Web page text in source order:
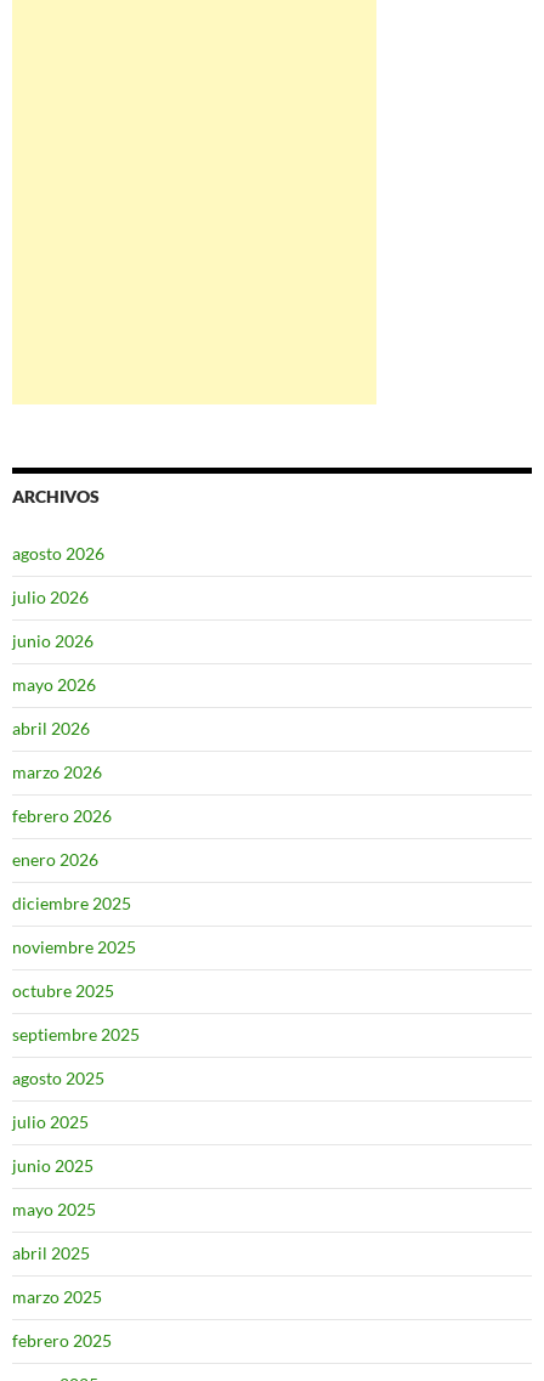
ARCHIVOS
agosto 2026
julio 2026
junio 2026
mayo 2026
abril 2026
marzo 2026
febrero 2026
enero 2026
diciembre 2025
noviembre 2025
octubre 2025
septiembre 2025
agosto 2025
julio 2025
junio 2025
mayo 2025
abril 2025
marzo 2025
febrero 2025